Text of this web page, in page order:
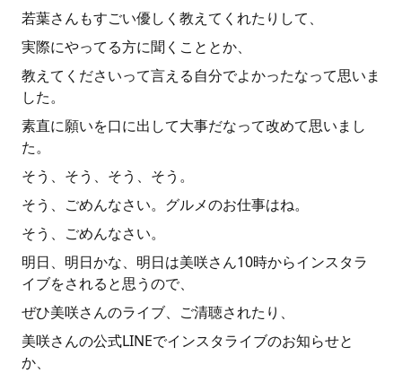
若葉さんもすごい優しく教えてくれたりして、
実際にやってる方に聞くこととか、
教えてくださいって言える自分でよかったなって思いま
した。
素直に願いを口に出して大事だなって改めて思いまし
た。
そう、そう、そう、そう。
そう、ごめんなさい。グルメのお仕事はね。
そう、ごめんなさい。
明日、明日かな、明日は美咲さん10時からインスタラ
イブをされると思うので、
ぜひ美咲さんのライブ、ご清聴されたり、
美咲さんの公式LINEでインスタライブのお知らせと
か、